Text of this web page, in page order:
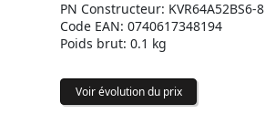
PN Constructeur: KVR64A52BS6-8
Code EAN: 0740617348194
Poids brut: 0.1 kg
Voir évolution du prix